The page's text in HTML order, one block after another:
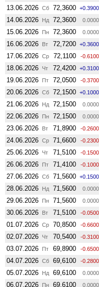
13.06.2026 Сб 72,3600 +0.3900
14.06.2026 Нд 72,3600 0.0000
15.06.2026 Пн 72,3600 0.0000
16.06.2026 Вт 72,7200 +0.3600
17.06.2026 Ср 72,1100 -0.6100
18.06.2026 Чт 72,4200 +0.3100
19.06.2026 Пт 72,0500 -0.3700
20.06.2026 Сб 72,1500 +0.1000
21.06.2026 Нд 72,1500 0.0000
22.06.2026 Пн 72,1500 0.0000
23.06.2026 Вт 71,8900 -0.2600
24.06.2026 Ср 71,6600 -0.2300
25.06.2026 Чт 71,5100 -0.1500
26.06.2026 Пт 71,4100 -0.1000
27.06.2026 Сб 71,5600 +0.1500
28.06.2026 Нд 71,5600 0.0000
29.06.2026 Пн 71,5600 0.0000
30.06.2026 Вт 71,5100 -0.0500
01.07.2026 Ср 70,8500 -0.6600
02.07.2026 Чт 70,5400 -0.3100
03.07.2026 Пт 69,8900 -0.6500
04.07.2026 Сб 69,6100 -0.2800
05.07.2026 Нд 69,6100 0.0000
06.07.2026 Пн 69,6100 0.0000